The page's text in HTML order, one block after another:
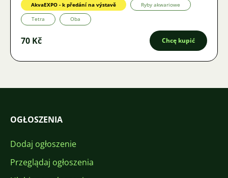
AkvaEXPO - k předání na výstavě Ryby akwariowe
Tetra Oba
70 Kč Chcę kupić
OGŁOSZENIA
Dodaj ogłoszenie
Przeglądaj ogłoszenia